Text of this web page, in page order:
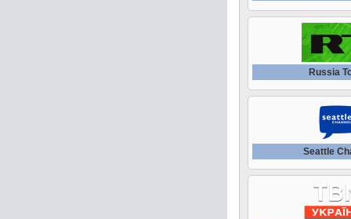
Russia
Seattle